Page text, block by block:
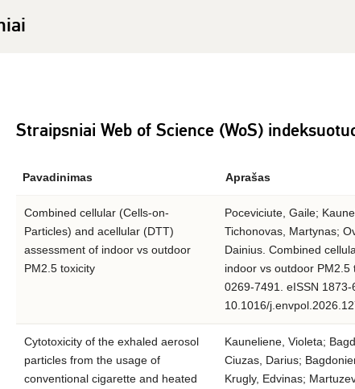
Straipsniai Web of Science (WoS)
Pavadinimas Aprašas
Combined cellular (Cells-on-
Particles) and acellular (DTT)
assessment of indoor vs outdoor
PM2.5 toxicity
Poceviciute, Gaile;
Tichonovas, Martynas;
Dainius. Combined
indoor vs outdoor PM2.5
0269-7491. eISSN
10.1016/
Cytotoxicity of the exhaled aerosol
particles from the usage of
conventional cigarette and heated
Kauneliene, Violeta;
Ciuzas, Darius;
Krugly, Edvinas;